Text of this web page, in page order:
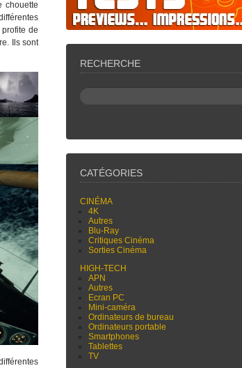
chouette
de
Ils sont
RECHERCHE
CATÉGORIES
CINÉMA
4K
Autres
Blu-Ray
Critiques Cinéma
Sorties Cinéma
HIGH-TECH
APN
Autres
Ecran PC
Mini-caméra
Ordinateurs de bureau
Ordinateurs portable
Smartphones
Tablettes
TV